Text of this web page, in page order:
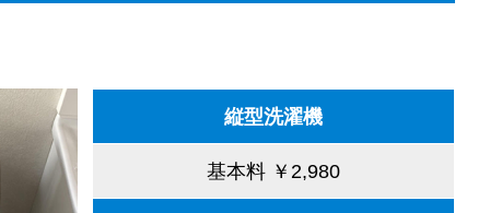
縦型洗濯機
基本料 ￥2,980